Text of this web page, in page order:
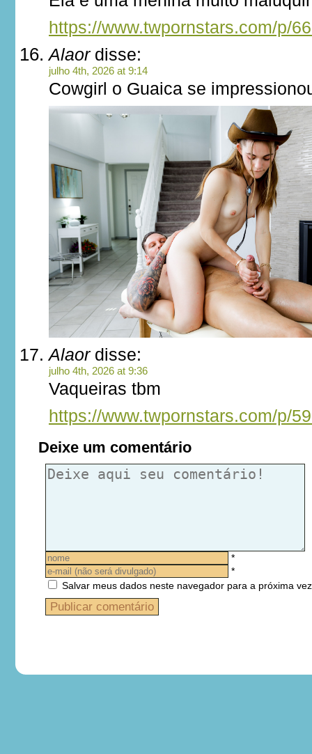
https://www.twpornstars.com/p/
Alaordisse:
julho 4th, 2026 at 9:14
Cowgirl o Guaica se
Alaordisse:
julho 4th, 2026 at 9:36
Vaqueiras tbm
https://www.twpornstars.com/p/
Deixe um comentário
*
*
Salvar meus dados neste navegador para a próxima